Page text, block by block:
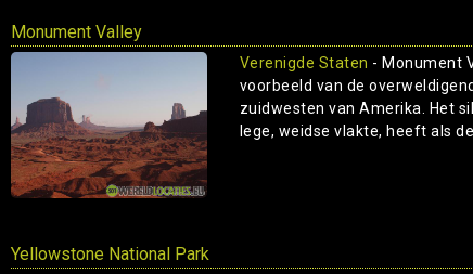
Monument Valley
Verenigde Staten - Monument
voorbeeld van de
zuidwesten van Amerika. Het
lege, weidse vlakte, heeft als
Yellowstone National Park